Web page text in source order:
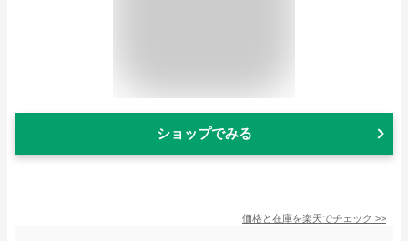
ショップでみる
価格と在庫を楽天でチェック >>